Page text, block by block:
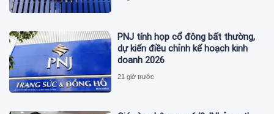
PNJ tính họp cổ đông bất thường,
dự kiến điều chỉnh kế hoạch kinh
doanh 2026
21 giờ trước